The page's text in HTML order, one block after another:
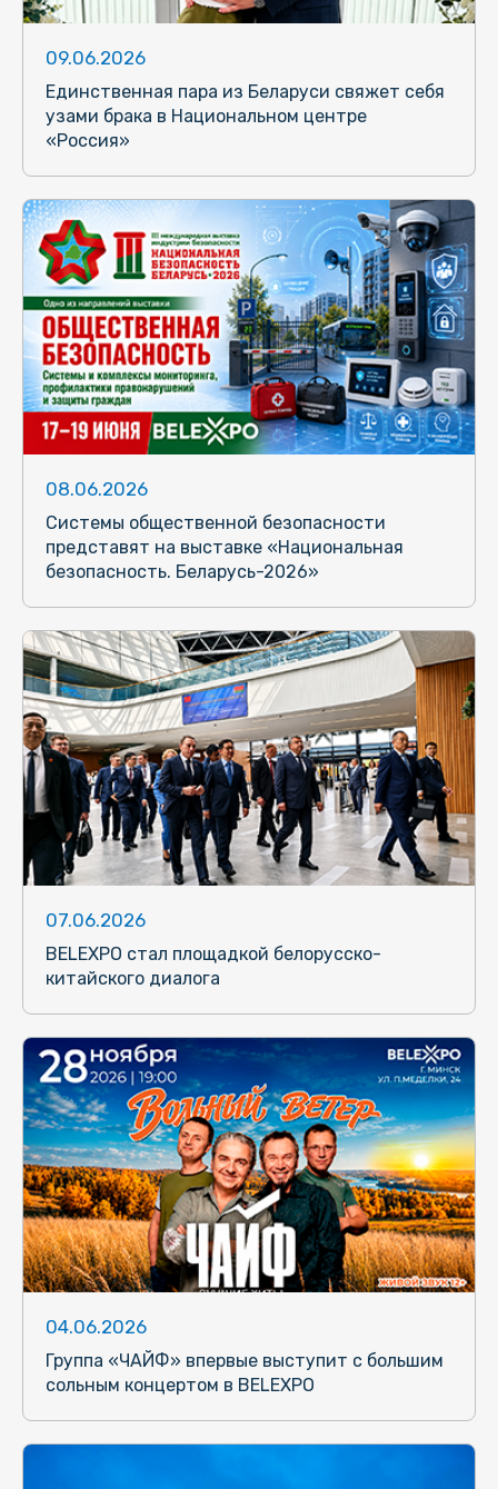
09.06.2026
Единственная пара из Беларуси свяжет себя
узами брака в Национальном центре
«Россия»
08.06.2026
Системы общественной безопасности
представят на выставке «Национальная
безопасность. Беларусь-2026»
07.06.2026
BELEXPO стал площадкой белорусско-
китайского диалога
04.06.2026
Группа «ЧАЙФ» впервые выступит с большим
сольным концертом в BELEXPO